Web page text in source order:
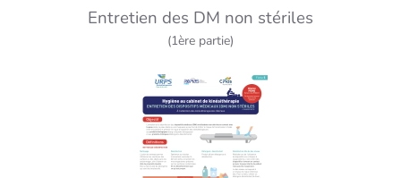
Entretien des DM non stériles
(1ère partie)